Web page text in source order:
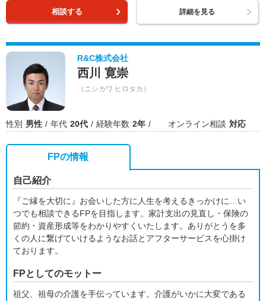
相談する 詳細を見る
R&C株式会社
西川 寛崇
（ニシカワ ヒロタカ）
性別 男性 年代 20代 経験年数 2年 オンライン相談 対応
FPの情報
自己紹介
『ご縁を大切に』お会いした方に人生を考えるきっかけに…い
つでも相談できるFPを目指します。家計支出の見直し・保険の
節約・資産形成等をわかりやすくいたします。ありがとうを多
くの人に繋げていけるようなお話とアフターサービスを心掛け
ております。
FPとしてのモットー
祖父、祖母の介護を手伝っています。介護がいかに大変である